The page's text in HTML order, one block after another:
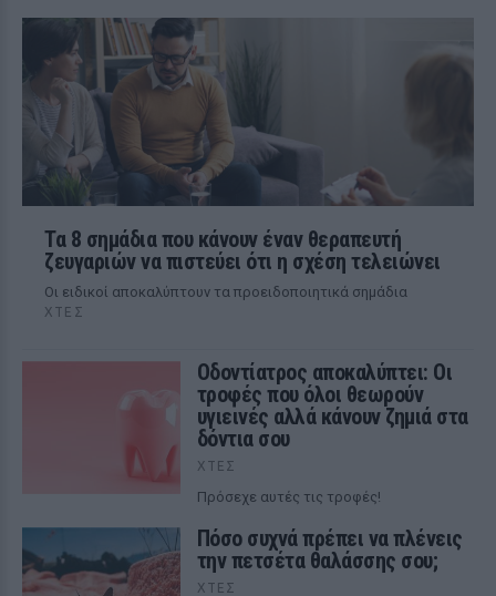
Τα 8 σημάδια που κάνουν έναν θεραπευτή
ζευγαριών να πιστεύει ότι η σχέση τελειώνει
Οι ειδικοί αποκαλύπτουν τα προειδοποιητικά σημάδια
ΧΤΕΣ
Οδοντίατρος αποκαλύπτει: Οι
τροφές που όλοι θεωρούν
υγιεινές αλλά κάνουν ζημιά στα
δόντια σου
ΧΤΕΣ
Πρόσεχε αυτές τις τροφές!
Πόσο συχνά πρέπει να πλένεις
την πετσέτα θαλάσσης σου;
ΧΤΕΣ